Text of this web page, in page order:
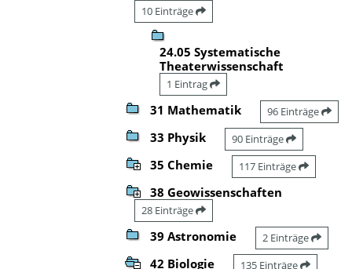
10 Einträge
24.05 Systematische
Theaterwissenschaft
1 Eintrag
31 Mathematik 96 Einträge
33 Physik 90 Einträge
35 Chemie 117 Einträge
38 Geowissenschaften
28 Einträge
39 Astronomie 2 Einträge
42 Biologie 135 Einträge